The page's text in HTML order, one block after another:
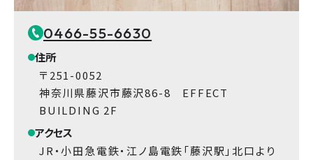
0466-55-6630
住所
〒251-0052
神奈川県藤沢市藤沢86-8 EFFECT
BUILDING 2F
アクセス
JR・小田急電鉄・江ノ島電鉄「藤沢駅」北口より